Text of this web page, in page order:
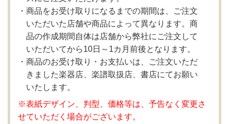
商品をお受け取りになるまでの期間は、ご注文
いただいた店舗や商品によって異なります。商
品の作成期間自体は店舗から弊社にご注文して
いただいてから10日～1カ月前後となります。
商品のお受け取り・お支払いは、ご注文いただ
きました楽器店、楽譜取扱店、書店にてお願い
いたします。
※表紙デザイン、判型、価格等は、予告なく変更さ
せていただく場合がございます。